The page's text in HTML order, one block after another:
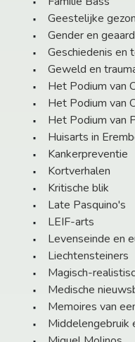
Geestelijke
Gender en
Geschiedenis en
Geweld en
Het Podium van
Het Podium van
Het Podium van
Huisarts in
Kankerpreventie
Kortverhalen
Kritische blik
Late Pasquino's
LEIF-arts
Levenseinde en
Liechtensteiners
Magisch-
Medische
Memoires van
Middelengebruik